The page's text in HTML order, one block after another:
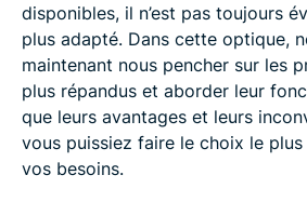
disponibles, il n’est pas toujours
plus adapté. Dans cette optique,
maintenant nous pencher sur les
plus répandus et aborder leur
que leurs avantages et leurs
vous puissiez faire le choix le
vos besoins.